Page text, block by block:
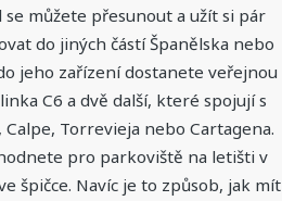
můžete přesunout a užít si pár
do jiných částí Španělska nebo
jeho zařízení dostanete veřejnou
C6 a dvě další, které spojují s
Torrevieja nebo Cartagena.
pro parkoviště na letišti v
špičce. Navíc je to způsob, jak mít